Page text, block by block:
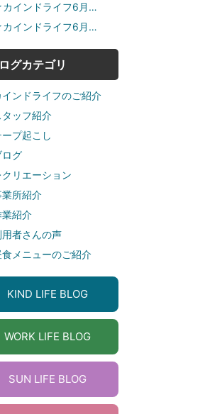
インドライフ6月…
インドライフ6月…
グカテゴリ
インドライフのご紹介
タッフ紹介
ープ起こし
ログ
クリエーション
業所紹介
業紹介
用者さんの声
食メニューのご紹介
KIND LIFE BLOG
WORK LIFE BLOG
SUN LIFE BLOG